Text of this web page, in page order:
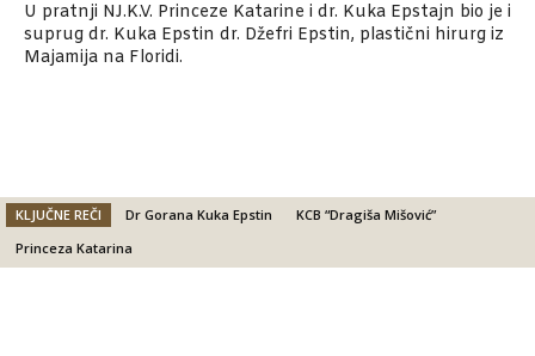
U pratnji NJ.K.V. Princeze Katarine i dr. Kuka Epstajn bio je i
suprug dr. Kuka Epstin dr. Džefri Epstin, plastični hirurg iz
Majamija na Floridi.
KLJUČNE REČI Dr Gorana Kuka Epstin
KCB “Dragiša Mišović”
Princeza Katarina